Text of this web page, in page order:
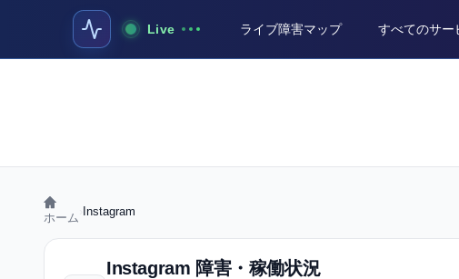
Live ライブ障害マップ すべてのサー
ホーム Instagram
Instagram 障害・稼働状況